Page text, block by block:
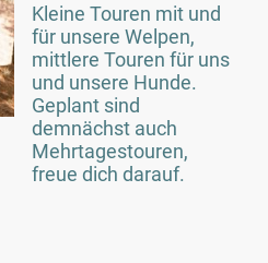
Kleine Touren mit und
für unsere Welpen,
mittlere Touren für uns
und unsere Hunde.
Geplant sind
demnächst auch
Mehrtagestouren,
freue dich darauf.